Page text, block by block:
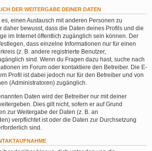
DER WEITERGABE DEINER DATEN
einen Austausch mit anderen Personen zu
daher bewusst, dass die Daten deines Profils und die
im Internet öffentlich zugänglich sein können. Der
dass einzelne Informationen nur für einen
(z. B. andere registrierte Benutzer,
sind. Wenn du Fragen dazu hast, suche nach
im Forum oder kontaktiere den Betreiber. Die E-
Profil ist dabei jedoch nur für den Betreiber und von
(Administratoren) zugänglich.
Daten wird der Betreiber nur mit deiner
Dies gilt nicht, sofern er auf Grund
zur Weitergabe der Daten (z. B. an
verpflichtet ist oder die Daten zur Durchsetzung
sind.